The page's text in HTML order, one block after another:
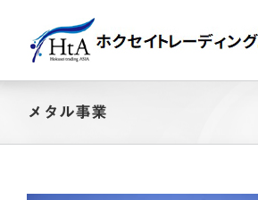
content
メタル事業